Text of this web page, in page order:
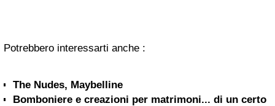
Potrebbero interessarti anche :
The Nudes, Maybelline
Bomboniere e creazioni per matrimoni... di un certo